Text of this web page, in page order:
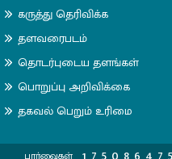
கருத்து தெரிவிக்க
தளவரைபடம்
தொடர்புடைய தளங்கள்
பொறுப்பு அறிவிக்கை
தகவல் பெறும் உரிமை